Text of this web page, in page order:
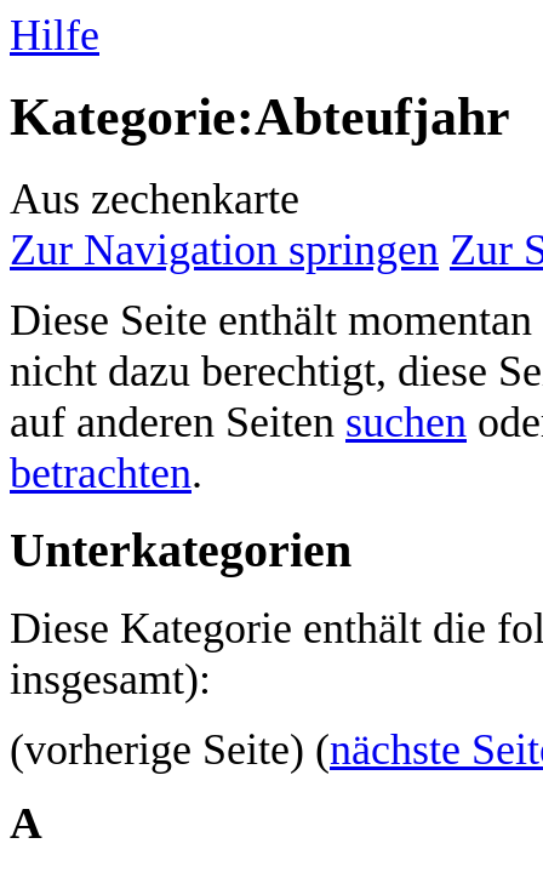
Hilfe
Kategorie:Abteufjahr
Aus zechenkarte
Zur Navigation springen Zur
Diese Seite enthält
nicht dazu berechtigt, diese
auf anderen Seiten suchen
betrachten.
Unterkategorien
Diese Kategorie enthält die
insgesamt):
(vorherige Seite) (nächste
A